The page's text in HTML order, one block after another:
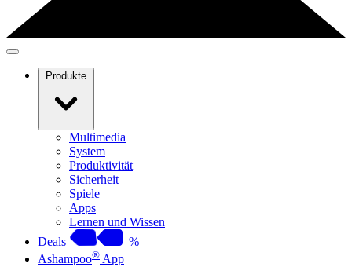
Produkte
Multimedia
System
Produktivität
Sicherheit
Spiele
Apps
Lernen und Wissen
Deals
%
Ashampoo® App